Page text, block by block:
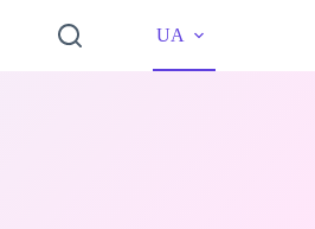
UA